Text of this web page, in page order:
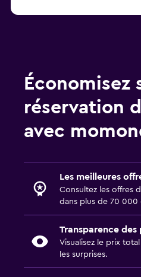
Économisez
réservation
avec
Les meilleures
Consultez les offres
dans plus de 70 000
Transparence des
Visualisez le prix
les surprises.